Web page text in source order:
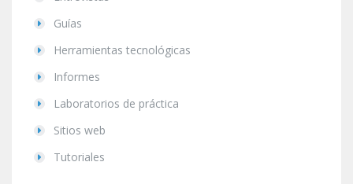
Guías
Herramientas tecnológicas
Informes
Laboratorios de práctica
Sitios web
Tutoriales